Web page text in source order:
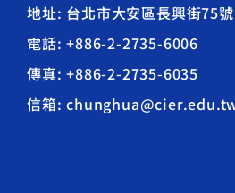
地址: 台北市大安區長興街75號
電話: +886-2-2735-6006
傳真: +886-2-2735-6035
信箱: